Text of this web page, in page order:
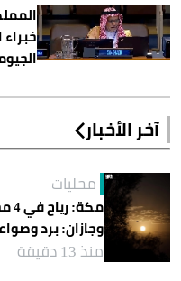
آخر الأخبار
محليات
وجازان: برد
منذ 13 دقيقة